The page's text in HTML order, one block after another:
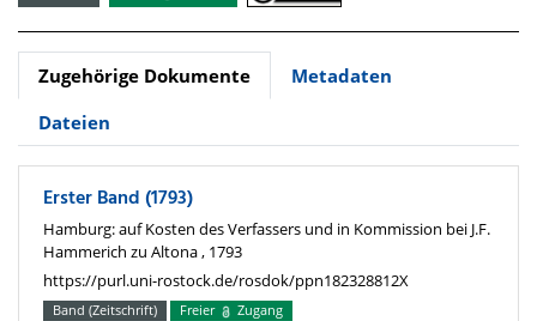
Zugehörige Dokumente
Metadaten
Dateien
Erster Band (1793)
Hamburg: auf Kosten des Verfassers und in Kommission bei J.F.
Hammerich zu Altona , 1793
https://purl.uni-rostock.de/rosdok/ppn182328812X
Band (Zeitschrift) Freier Zugang